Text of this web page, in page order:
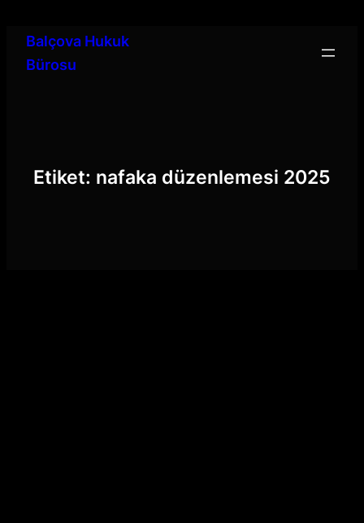
Balçova Hukuk
Bürosu
Etiket: nafaka düzenlemesi 2025